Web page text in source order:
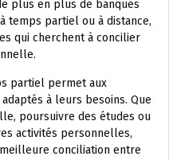
plus en plus de banques
temps partiel ou à distance,
qui cherchent à concilier
partiel permet aux
à leurs besoins. Que
poursuivre des études ou
activités personnelles,
conciliation entre